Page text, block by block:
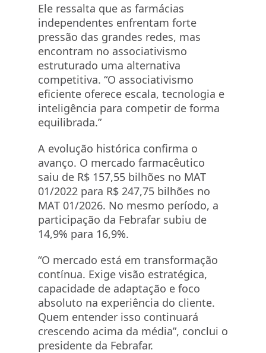
Ele ressalta que as farmácias
independentes enfrentam forte
pressão das grandes redes, mas
encontram no associativismo
estruturado uma alternativa
competitiva. “O associativismo
eficiente oferece escala, tecnologia e
inteligência para competir de forma
equilibrada.”
A evolução histórica confirma o
avanço. O mercado farmacêutico
saiu de R$ 157,55 bilhões no MAT
01/2022 para R$ 247,75 bilhões no
MAT 01/2026. No mesmo período, a
participação da Febrafar subiu de
14,9% para 16,9%.
“O mercado está em transformação
contínua. Exige visão estratégica,
capacidade de adaptação e foco
absoluto na experiência do cliente.
Quem entender isso continuará
crescendo acima da média”, conclui o
presidente da Febrafar.